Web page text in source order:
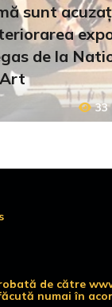
sunt
de la
33
de către
numai în